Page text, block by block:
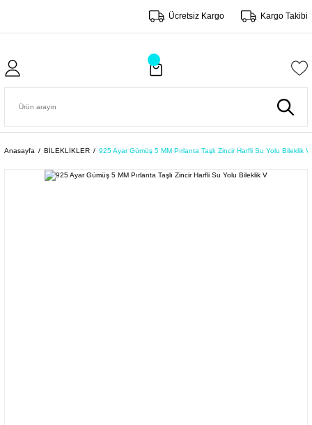
Ücretsiz Kargo Kargo Takibi
Anasayfa BİLEKLİKLER 925 Ayar Gümüş 5 MM Pırlanta Taşlı Zincir Harfli Su Yolu Bileklik V